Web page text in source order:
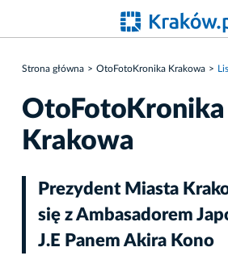
Strona główna OtoFotoKronika Krakowa
OtoFotoKronika
Krakowa
Prezydent Miasta
się z Ambasadorem
J.E Panem Akira Kono